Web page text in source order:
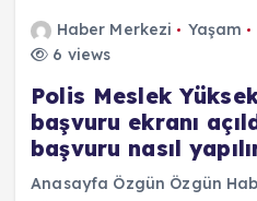
Haber Merkezi Yaşam
6 views
Polis Meslek
başvuru ekranı
başvuru nasıl
Anasayfa Özgün Özgün